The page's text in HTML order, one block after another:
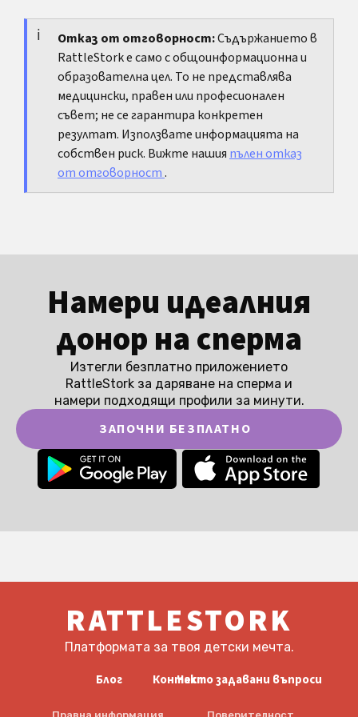
концепция в вече съществуваща бременност.
става важна най-вече заради произхода и
личните последици. От медицинска гледна
точка самата близнашка бременност често
остава на преден план.
Отказ от отговорност:Съдържанието в
RattleStork е само с общоинформационна и
образователна цел. То не представлява
медицински, правен или професионален
съвет; не се гарантира конкретен
резултат. Използвате информацията на
собствен риск. Вижте нашияпълен отказ
от отговорност.
Намери идеалния
донор на сперма
Изтегли безплатно приложението
RattleStork за даряване на сперма и
намери подходящи профили за минути.
ЗАПОЧНИ БЕЗПЛАТНО
RATTLESTORK
Платформата за твоя детски мечта.
Блог Контакт
Често задавани въпроси